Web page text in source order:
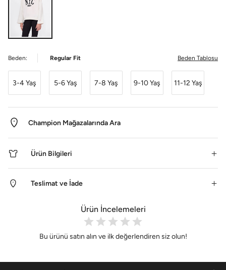
Beden: Regular Fit Beden Tablosu
3-4 Yaş 5-6 Yaş 7-8 Yaş 9-10 Yaş 11-12 Yaş
Champion Mağazalarında Ara
Ürün Bilgileri
Teslimat ve İade
Ürün İncelemeleri
Bu ürünü satın alın ve ilk değerlendiren siz olun!